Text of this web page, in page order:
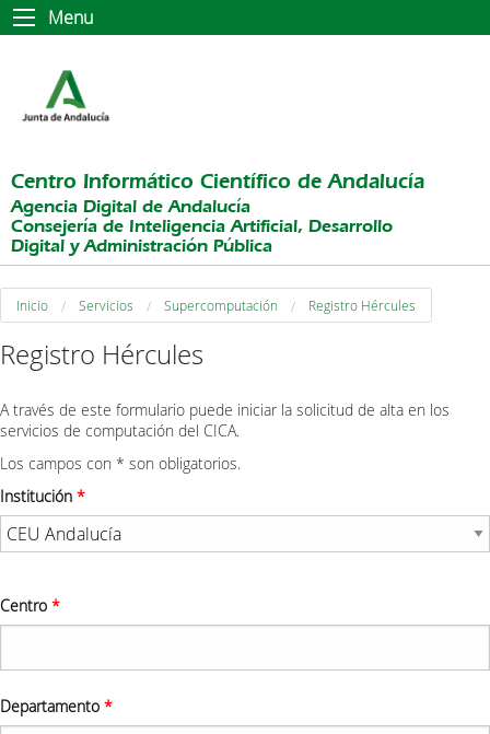
Menu
Centro Informático Científico de Andalucía
Agencia Digital de Andalucía
Consejería de Inteligencia Artificial, Desarrollo
Digital y Administración Pública
Inicio Servicios Supercomputación Registro Hércules
Registro Hércules
A través de este formulario puede iniciar la solicitud de alta en los
servicios de computación del CICA.
Los campos con * son obligatorios.
Institución *
Centro *
Departamento *